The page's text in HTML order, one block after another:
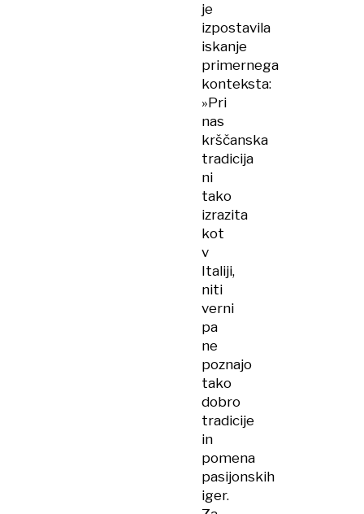
je
izpostavila
iskanje
primernega
konteksta:
»Pri
nas
krščanska
tradicija
ni
tako
izrazita
kot
v
Italiji,
niti
verni
pa
ne
poznajo
tako
dobro
tradicije
in
pomena
pasijonskih
iger.